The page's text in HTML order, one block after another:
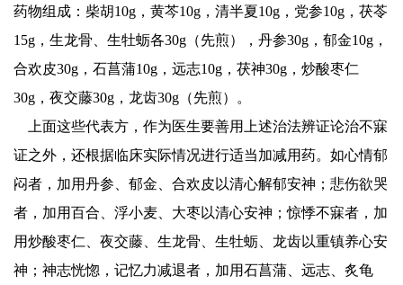
药物组成：柴胡10g，黄芩10g，清半夏10g，党参10g，茯苓
15g，生龙骨、生牡蛎各30g（先煎），丹参30g，郁金10g，
合欢皮30g，石菖蒲10g，远志10g，茯神30g，炒酸枣仁
30g，夜交藤30g，龙齿30g（先煎）。
上面这些代表方，作为医生要善用上述治法辨证论治不寐
证之外，还根据临床实际情况进行适当加减用药。如心情郁
闷者，加用丹参、郁金、合欢皮以清心解郁安神；悲伤欲哭
者，加用百合、浮小麦、大枣以清心安神；惊悸不寐者，加
用炒酸枣仁、夜交藤、生龙骨、生牡蛎、龙齿以重镇养心安
神；神志恍惚，记忆力减退者，加用石菖蒲、远志、炙龟